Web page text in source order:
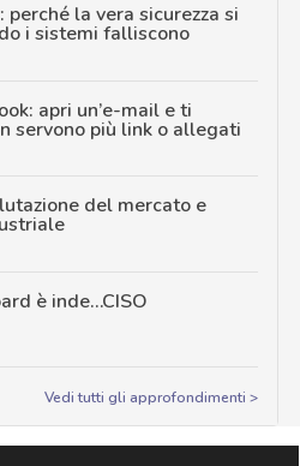
perché la vera sicurezza si
i sistemi falliscono
apri un’e-mail e ti
servono più link o allegati
del mercato e
è inde…CISO
Vedi tutti gli approfondimenti >